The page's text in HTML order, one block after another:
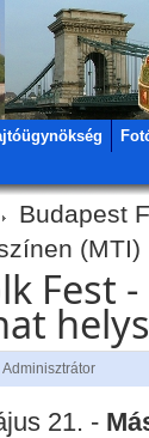
Budapest
(MTI)
Fest
Adminisztrátor
21. -